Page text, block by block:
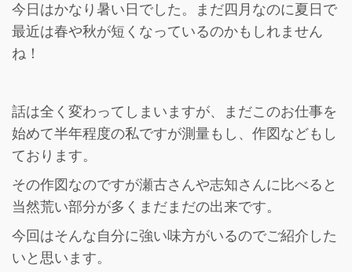
今日はかなり暑い日でした。まだ四月なのに夏日で
最近は春や秋が短くなっているのかもしれません
ね！
話は全く変わってしまいますが、まだこのお仕事を
始めて半年程度の私ですが測量もし、作図などもし
ております。
その作図なのですが瀬古さんや志知さんに比べると
当然荒い部分が多くまだまだの出来です。
今回はそんな自分に強い味方がいるのでご紹介した
いと思います。